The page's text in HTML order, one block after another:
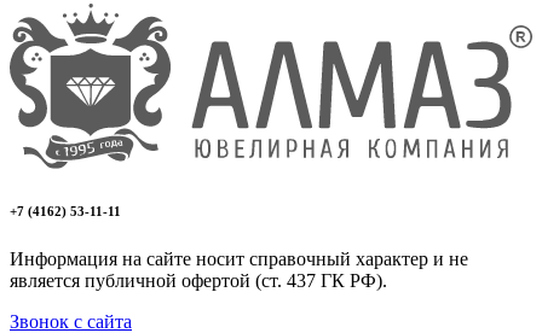
+7 (4162) 53-11-11
Информация на сайте носит справочный характер и не
является публичной офертой (ст. 437 ГК РФ).
Звонок с сайта